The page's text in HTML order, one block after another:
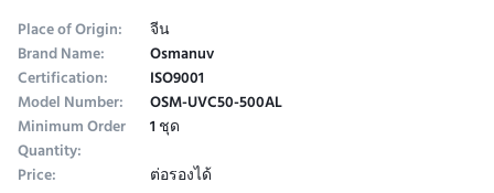
Place of Origin:
จีน
Brand Name: Osmanuv
Certification: ISO9001
Model Number: OSM-UVC50-500AL
Minimum Order
Quantity:
1 ชุด
Price:
ต่อรองได้